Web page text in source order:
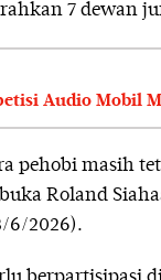
7 dewan
Audio Mobil
pehobi masih
Roland
6/2026).